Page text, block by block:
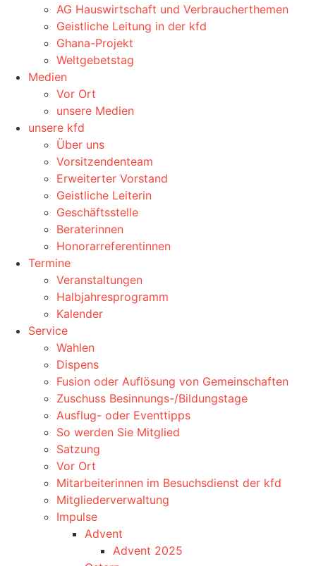
AG Hauswirtschaft und Verbraucherthemen
Geistliche Leitung in der kfd
Ghana-Projekt
Weltgebetstag
Medien
Vor Ort
unsere Medien
unsere kfd
Über uns
Vorsitzendenteam
Erweiterter Vorstand
Geistliche Leiterin
Geschäftsstelle
Beraterinnen
Honorarreferentinnen
Termine
Veranstaltungen
Halbjahresprogramm
Kalender
Service
Wahlen
Dispens
Fusion oder Auflösung von Gemeinschaften
Zuschuss Besinnungs-/Bildungstage
Ausflug- oder Eventtipps
So werden Sie Mitglied
Satzung
Vor Ort
Mitarbeiterinnen im Besuchsdienst der kfd
Mitgliederverwaltung
Impulse
Advent
Advent 2025